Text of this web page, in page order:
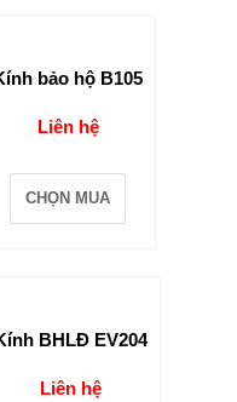
bảo hộ B105
Liên hệ
CHỌN MUA
BHLĐ EV204
Liên hệ